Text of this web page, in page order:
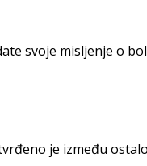
svoje misljenje o
je između